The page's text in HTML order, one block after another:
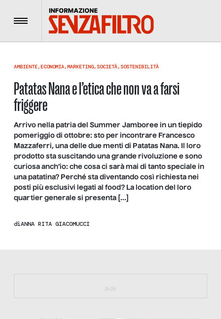
Menu
AMBIENTE,ECONOMIA,MARKETING, SOCIETÀ, SOSTENIBILITÀ
Patatas Nana e l’etica che non va a farsi
friggere
Arrivo nella patria del Summer Jamboree in un tiepido
pomeriggio di ottobre: sto per incontrare Francesco
Mazzaferri, una delle due menti di Patatas Nana. Il loro
prodotto sta suscitando una grande rivoluzione e sono
curiosa anch’io: che cosa ci sarà mai di tanto speciale in
una patatina? Perché sta diventando così richiesta nei
posti più esclusivi legati al food? La location del loro
quartier generale si presenta […]
diANNA RITA GIACOMUCCI
https://bit.ly/muster_aggiornamento
Adv